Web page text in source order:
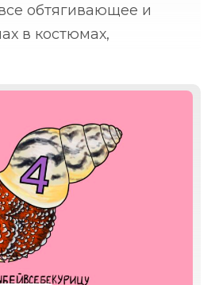
обтягивающее и
в костюмах,
время в